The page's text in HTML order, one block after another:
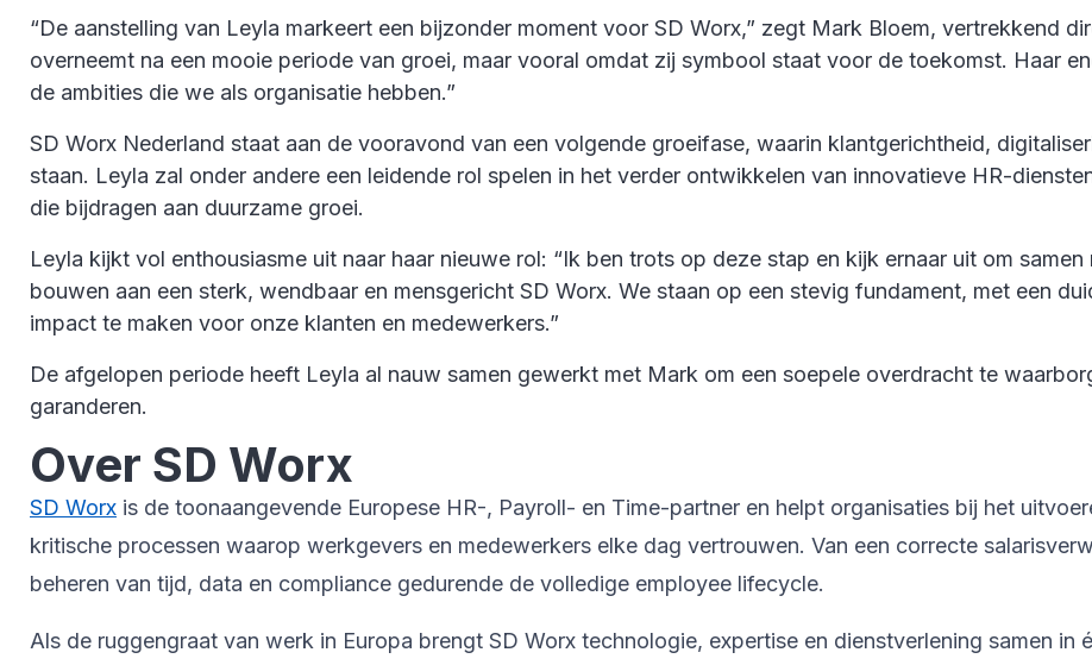
“De aanstelling van Leyla markeert een bijzonder moment voor SD Worx,” zegt Mark Bloem, vertrekkend
overneemt na een mooie periode van groei, maar vooral omdat zij symbool staat voor de toekomst. Haar
de ambities die we als organisatie hebben.”
SD Worx Nederland staat aan de vooravond van een volgende groeifase, waarin klantgerichtheid,
staan. Leyla zal onder andere een leidende rol spelen in het verder ontwikkelen van innovatieve HR-
die bijdragen aan duurzame groei.
Leyla kijkt vol enthousiasme uit naar haar nieuwe rol: “Ik ben trots op deze stap en kijk ernaar uit om
bouwen aan een sterk, wendbaar en mensgericht SD Worx. We staan op een stevig fundament, met een
impact te maken voor onze klanten en medewerkers.”
De afgelopen periode heeft Leyla al nauw samen gewerkt met Mark om een soepele overdracht te
garanderen.
Over SD Worx
SD Worx is de toonaangevende Europese HR-, Payroll- en Time-partner en helpt organisaties bij het
kritische processen waarop werkgevers en medewerkers elke dag vertrouwen. Van een correcte
beheren van tijd, data en compliance gedurende de volledige employee lifecycle.
Als de ruggengraat van werk in Europa brengt SD Worx technologie, expertise en dienstverlening samen in